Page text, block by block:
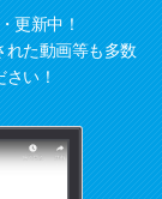
更新中！
れた動画等も多数
さい！